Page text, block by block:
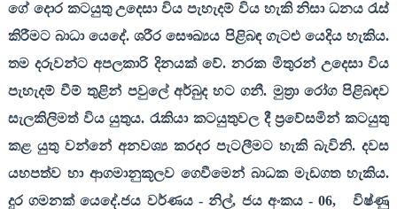
ගේ දොර කටයුතු උදෙසා විය පැහැදම් විය හැකි නිසා ධනය රැස්
කිරීමට බාධා යෙදේ. ශරීර සෞඛ්‍යය පිළිබඳ ගැටළු යෙදිය හැකිය.
තම දරුවන්ට අපලකාරි දිනයක් වේ. නරක මිතුරන් උදෙසා විය
පැහැදම් වීම් තුළින් පවුලේ අර්බුද හට ගනී. මුත්‍රා රෝග පිළිබඳව
සැලකිලිමත් විය යුතුය. රැකියා කටයුතුවල දී ප්‍රවේසමින් ‍කටයුතු
කළ යුතු වන්නේ අනවශ්‍ය කරදර පැටලීමට හැකි බැවිනි. දවස
යහපත්ව හා ආගමානුකූලව ගෙවීමෙන් බාධක මැඩගත හැකිය.
දුර ගමනක් යෙදේ.ජය වර්ණය - නිල්, ජය අංකය - 06,
විෂ්ණු